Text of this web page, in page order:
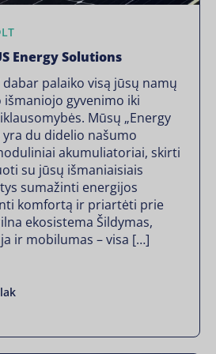
Energy Solutions
dabar palaiko visą jūsų namų
išmaniojo gyvenimo iki
Mūsų „Energy
du didelio našumo
akumuliatoriai, skirti
su jūsų išmaniaisiais
sumažinti energijos
komfortą ir priartėti prie
ekosistema Šildymas,
ir mobilumas – visa […]